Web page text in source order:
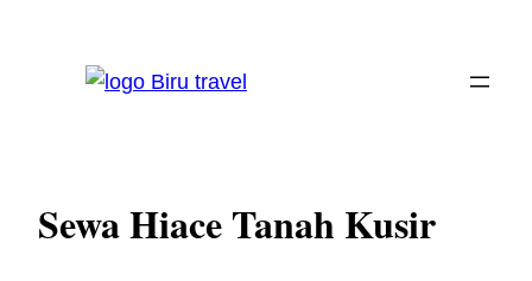
Sewa Hiace Tanah Kusir